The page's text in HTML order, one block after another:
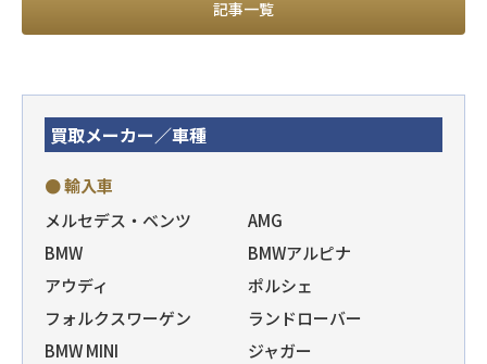
記事一覧
買取メーカー／車種
● 輸入車
メルセデス・ベンツ
AMG
BMW
BMWアルピナ
アウディ
ポルシェ
フォルクスワーゲン
ランドローバー
BMW MINI
ジャガー